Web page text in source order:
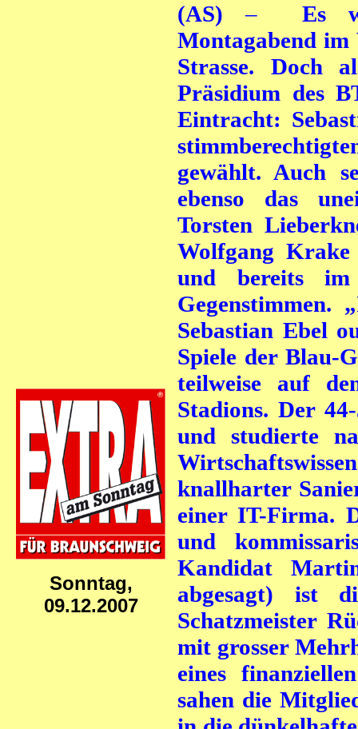
Sonntag,
09.12.2007
(AS) – Es
Montagabend
Strasse. Doch
Präsidium des
Eintracht:
gewählt. Auch
ebenso das
Torsten
Wolfgang Krake
und bereits
Sebastian Ebel
Spiele der Blau-
teilweise auf
Stadions.Der
und studierte
knallharter
einer IT-Firma.
und
Kandidat
abgesagt) ist
Schatzmeister
mit grosser
eines
sahen die